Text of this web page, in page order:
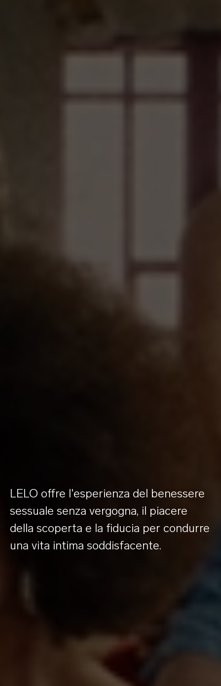
LELO offre l'esperienza del benessere
sessuale senza vergogna, il piacere
della scoperta e la fiducia per condurre
una vita intima soddisfacente.